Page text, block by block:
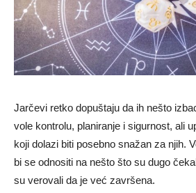
Jarčevi retko dopuštaju da ih nešto
vole kontrolu, planiranje i sigurnost, ali
koji dolazi biti posebno snažan za njih.
bi se odnositi na nešto što su dugo
su verovali da je već završena.